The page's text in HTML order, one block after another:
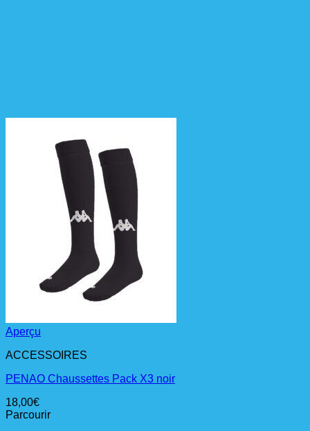
Aperçu
ACCESSOIRES
PENAO Chaussettes Pack X3 noir
18,00€
Parcourir